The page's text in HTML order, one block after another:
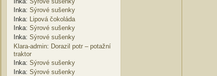
Inka: Sýrové sušenky
Inka:
Lipová čokoláda
Inka: Sýrové sušenky
Inka: Sýrové sušenky
Klara-admin: Dorazil potr – potažní
traktor
Inka: Sýrové sušenky
Inka: Sýrové sušenky